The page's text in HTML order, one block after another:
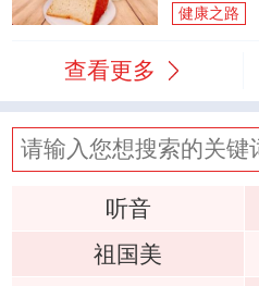
健康之路
查看更多
听音
祖国美